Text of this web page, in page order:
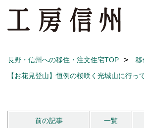
長野・信州への移住・注文住宅TOP
移
【お花見登山】恒例の桜咲く光城山に行っ
前の記事 一覧